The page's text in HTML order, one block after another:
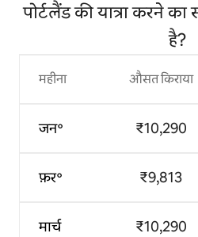
पोर्टलैंड की यात्रा करने
है?
महीना
जन॰
फ़र॰
मार्च
औसत किराया
₹10,290
₹9,813
₹10,290